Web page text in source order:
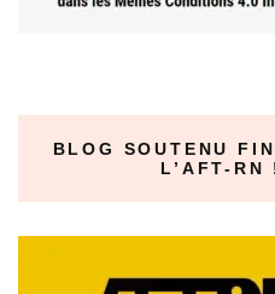
BLOG SOUTENU
L’AFT-